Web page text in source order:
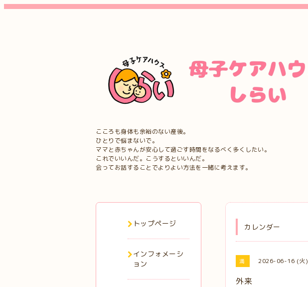
こころも身体も余裕のない産後。
ひとりで悩まないで。
ママと赤ちゃんが安心して過ごす時間をなるべく多くしたい。
これでいいんだ。こうするといいんだ。
会ってお話することでよりよい方法を一緒に考えます。
カレンダー
満 2026-06-16 (火)
外来
トップページ
インフォメーシ
ョン